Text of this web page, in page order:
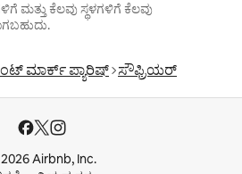
ಮತ್ತು ಕೆಲವು ಸ್ಥಳಗಳಿಗೆ ಕೆಲವು
ಮಾರ್ಕ್ ಪ್ಯಾರಿಷ್ ಸೌಫ್ರಿಯರ್
Airbnb, Inc.